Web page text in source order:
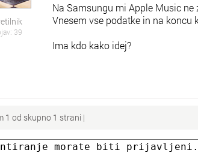
39
Na Samsungu mi Apple Music
Vnesem vse podatke in na koncu
Ima kdo kako idej?
1 od skupno 1 strani |